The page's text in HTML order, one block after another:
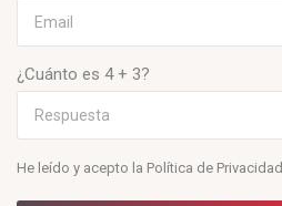
¿Cuánto es 4 + 3?
He leído y acepto la Política de Privacidad